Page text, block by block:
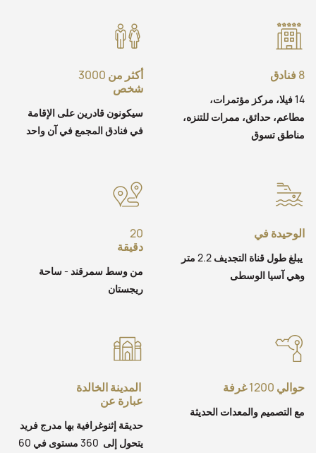
8 فنادق
14 فيلا، مركز مؤتمرات،
مطاعم، حدائق، ممرات للتنزه،
مناطق تسوق
أكثر من 3000
شخص
سيكونون قادرين على الإقامة
في فنادق المجمع في آن واحد
الوحيدة في
يبلغ طول قناة التجديف 2.2 متر
وهي آسيا الوسطى
20
دقيقة
من وسط سمرقند - ساحة
ريجستان
حوالي 1200 غرفة
مع التصميم والمعدات الحديثة
المدينة الخالدة
عبارة عن
حديقة إثنوغرافية بها مدرج فريد
يتحول إلى 360 مستوى في 60